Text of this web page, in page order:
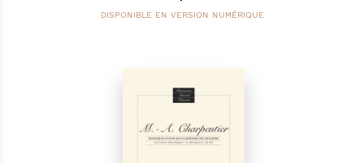
DISPONIBLE EN VERSION NUMÉRIQUE